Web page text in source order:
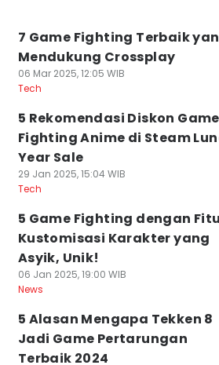
7 Game Fighting Terbaik
Mendukung Crossplay
06 Mar 2025, 12:05 WIB
Tech
5 Rekomendasi Diskon Game
Fighting Anime di Steam
Year Sale
29 Jan 2025, 15:04 WIB
Tech
5 Game Fighting dengan
Kustomisasi Karakter yang
Asyik, Unik!
06 Jan 2025, 19:00 WIB
News
5 Alasan Mengapa Tekken 8
Jadi Game Pertarungan
Terbaik 2024